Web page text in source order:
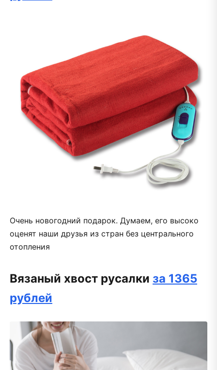
Очень новогодний подарок. Думаем, его высоко
оценят наши друзья из стран без центрального
отопления
Вязаный хвост русалки за 1365
рублей